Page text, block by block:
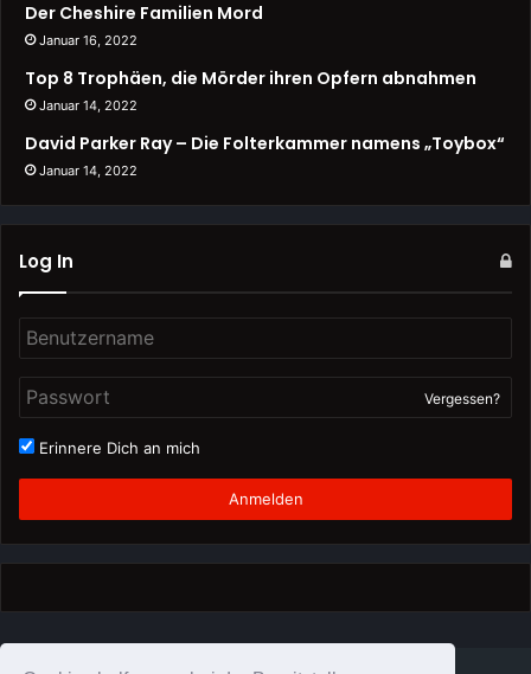
Der Cheshire Familien Mord
Januar 16, 2022
Top 8 Trophäen, die Mörder ihren Opfern abnahmen
Januar 14, 2022
David Parker Ray – Die Folterkammer namens „Toybox“
Januar 14, 2022
Log In
Vergessen?
Erinnere Dich an mich
Anmelden